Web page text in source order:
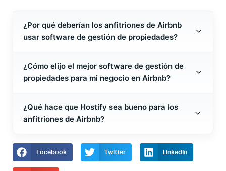
¿Por qué deberían los anfitriones de Airbnb
usar software de gestión de propiedades?
¿Cómo elijo el mejor software de gestión de
propiedades para mi negocio en Airbnb?
¿Qué hace que Hostify sea bueno para los
anfitriones de Airbnb?
Facebook Twitter LinkedIn